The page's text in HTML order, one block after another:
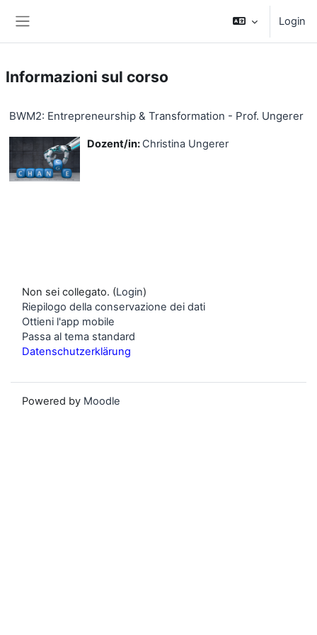
Login
Informazioni sul corso
BWM2: Entrepreneurship & Transformation - Prof. Ungerer
Dozent/in: Christina Ungerer
Non sei collegato. (Login)
Riepilogo della conservazione dei dati
Ottieni l'app mobile
Passa al tema standard
Datenschutzerklärung
Powered by Moodle